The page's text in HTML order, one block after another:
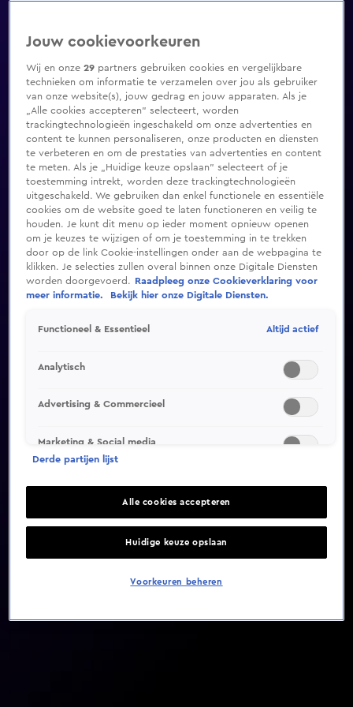
Video helaas niet gevonden
Jouw cookievoorkeuren
Wij en onze29 partners gebruiken cookies en vergelijkbare
technieken om informatie te verzamelen over jou als gebruiker
van onze website(s), jouw gedrag en jouw apparaten. Als je
„Alle cookies accepteren” selecteert, worden
trackingtechnologieën ingeschakeld om onze advertenties en
content te kunnen personaliseren, onze producten en diensten
te verbeteren en om de prestaties van advertenties en content
te meten. Als je „Huidige keuze opslaan” selecteert of je
toestemming intrekt, worden deze trackingtechnologieën
uitgeschakeld. We gebruiken dan enkel functionele en essentiële
cookies om de website goed te laten functioneren en veilig te
houden. Je kunt dit menu op ieder moment opnieuw openen
om je keuzes te wijzigen of om je toestemming in te trekken
door op de link Cookie-instellingen onder aan de webpagina te
klikken. Je selecties zullen overal binnen onze Digitale Diensten
worden doorgevoerd.
Raadpleeg onze Cookieverklaring voor
meer informatie.
Bekijk hier onze Digitale Diensten.
Functioneel & Essentieel Altijd actief
Analytisch
Advertising & Commercieel
Marketing & Social media
Derde partijen lijst
Alle cookies accepteren
Huidige keuze opslaan
Voorkeuren beheren